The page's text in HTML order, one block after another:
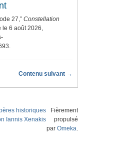
27,” Constellation
le 6 août 2026,
.
Contenu suivant →
historiques
Iannis Xenakis
Fièrement
propulsé
par Omeka.